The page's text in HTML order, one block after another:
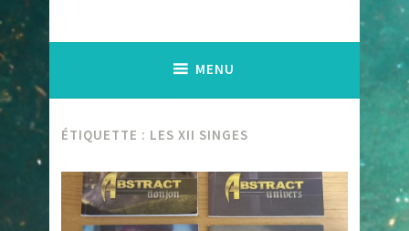
MENU
ÉTIQUETTE : LES XII SINGES